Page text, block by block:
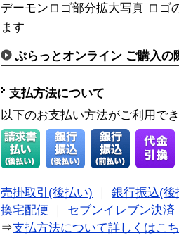
デーモンロゴ部分拡大写真 ロゴ
ます
ぷらっとオンライン ご購入の
支払方法について
以下のお支払い方法がご利用で
売掛取引(後払い)
銀行振込(後
換宅配便
セブンイレブン決済
⇒支払方法について詳しくはこ